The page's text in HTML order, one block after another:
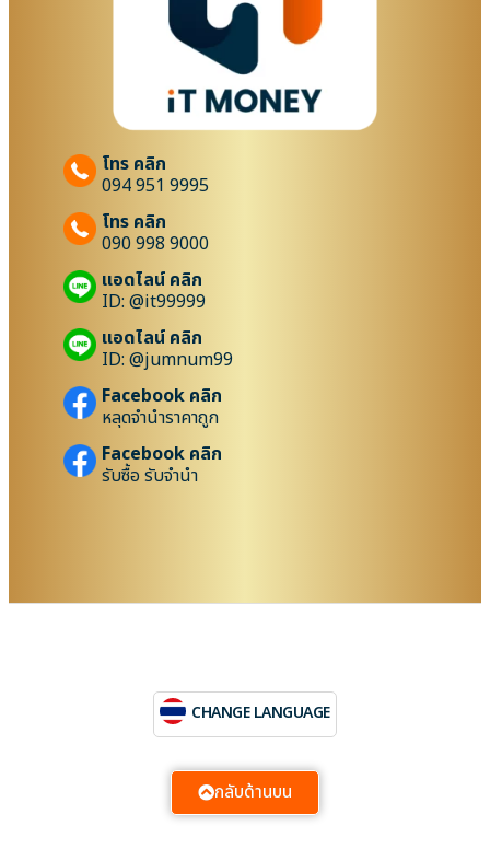
โทร คลิก
094 951 9995
โทร คลิก
090 998 9000
แอดไลน์ คลิก
ID: @it99999
แอดไลน์ คลิก
ID: @jumnum99
Facebook คลิก
หลุดจำนำราคาถูก
Facebook คลิก
รับซื้อ รับจำนำ
CHANGE LANGUAGE
กลับด้านบน